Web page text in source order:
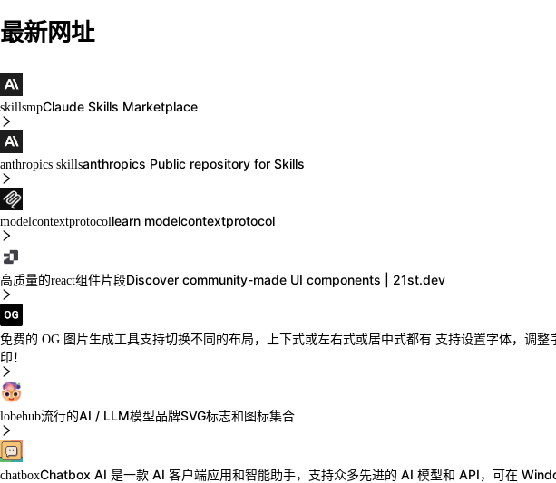
最新网址
skillsmpClaude Skills Marketplace
anthropics skillsanthropics Public repository for Skills
modelcontextprotocol learn modelcontextprotocol
高质量的react组件片段Discover community-made UI components | 21st.dev
免费的 OG 图片生成工具支持切换不同的布局，上下式或左右式或居中式都有 支持设置字体，调
印！
lobehub流行的AI / LLM模型品牌SVG标志和图标集合
chatboxChatbox AI 是一款 AI 客户端应用和智能助手，支持众多先进的 AI 模型和 API，可在